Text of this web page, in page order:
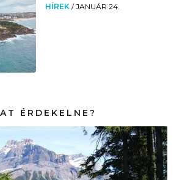
HÍREK /JANUÁR 24.
ÉRDEKELNE?